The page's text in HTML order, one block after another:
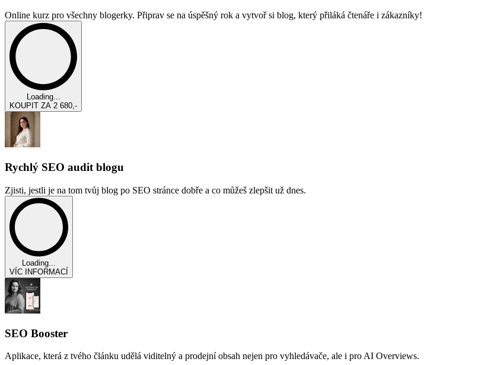
Online kurz pro všechny blogerky. Připrav se na úspěšný rok a vytvoř si blog, který přiláká čtenáře i zákazníky!
Loading...
KOUPIT ZA 2 680,-
Rychlý SEO audit blogu
Zjisti, jestli je na tom tvůj blog po SEO stránce dobře a co můžeš zlepšit už dnes.
Loading...
VÍC INFORMACÍ
SEO Booster
Aplikace, která z tvého článku udělá viditelný a prodejní obsah nejen pro vyhledávače, ale i pro AI Overviews.